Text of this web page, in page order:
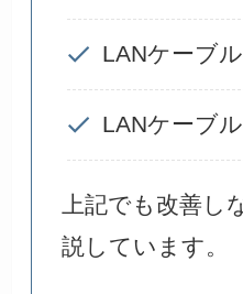
LANケーブ
LANケーブ
上記でも改善し
説しています。